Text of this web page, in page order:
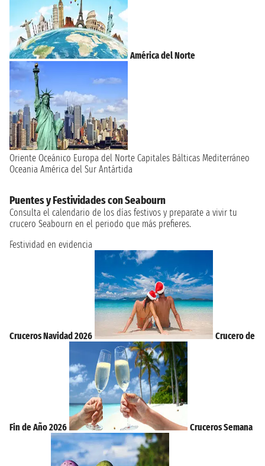
América del Norte
Oriente Oceánico Europa del Norte Capitales Bálticas Mediterráneo
Oceania América del Sur Antártida
Puentes y Festividades con Seabourn
Consulta el calendario de los días festivos y preparate a vivir tu
crucero Seabourn en el periodo que más prefieres.
Festividad en evidencia
Cruceros Navidad 2026 Crucero de
Fin de Año 2026 Cruceros Semana